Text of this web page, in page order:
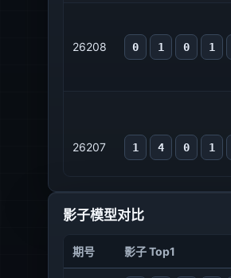
26208 0 1 0 1
26207 1 4 0 1
26206 0 4
影子模型对比
期号 影子 Top1